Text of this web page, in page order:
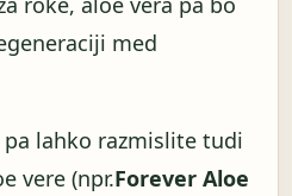
med
lahko razmislite tudi
vere (npr.Forever Aloe